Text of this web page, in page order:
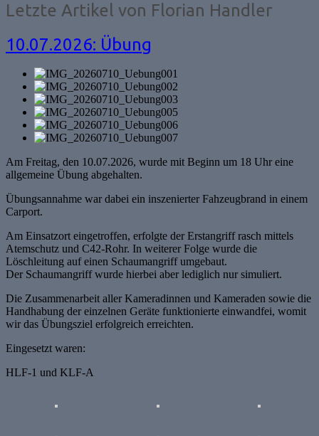
Letzte Artikel von Florian Handler
10.07.2026: Übung
Am Freitag, den 10.07.2026, wurde mit Beginn um 18 Uhr eine
allgemeine Übung abgehalten.
Übungsannahme war dabei ein inszenierter Fahzeugbrand in einem
Carport.
Am Einsatzort eingetroffen, erfolgte der Erstangriff rasch mittels
Atemschutz und C42-Rohr. In weiterer Folge wurde die
Löschleitung auf einen Schaumangriff umgebaut.
Der Schaumangriff wurde hierbei aber lediglich nur simuliert.
Die Zusammenarbeit aller Kameradinnen und Kameraden sowie die
Handhabung der einzelnen Geräte funktionierte einwandfei, womit
wir das Übungsziel erfolgreich erreichten.
Eingesetzt waren:
HLF-1 und KLF-A